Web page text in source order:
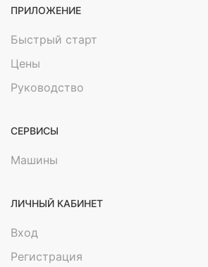
ПРИЛОЖЕНИЕ
Быстрый старт
Цены
Руководство
СЕРВИСЫ
Машины
ЛИЧНЫЙ КАБИНЕТ
Вход
Регистрация